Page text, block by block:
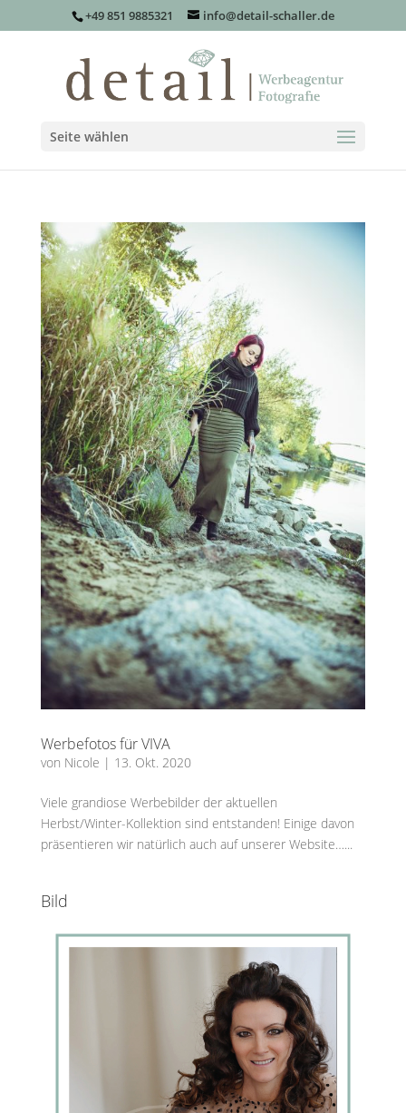
+49 851 9885321 info@detail-schaller.de
Seite wählen
Werbefotos für VIVA
von Nicole | 13. Okt. 2020
Viele grandiose Werbebilder der aktuellen
Herbst/Winter-Kollektion sind entstanden! Einige davon
präsentieren wir natürlich auch auf unserer Website…...
Bild